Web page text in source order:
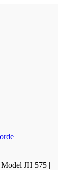
Model JH 575 |